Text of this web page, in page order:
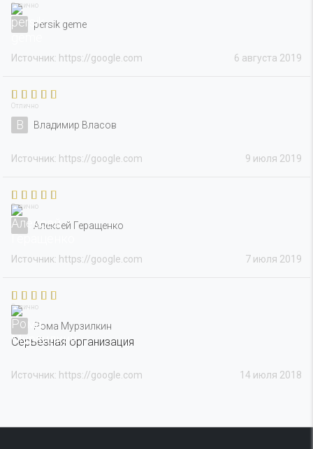
Отлично
persik geme
6 августа 2019
Источник: https://google.com
Отлично
В Владимир Власов
9 июля 2019
Источник: https://google.com
Отлично
Алексей Геращенко
7 июля 2019
Источник: https://google.com
Отлично
Рома Мурзилкин
Серьёзная организация
14 июля 2018
Источник: https://google.com